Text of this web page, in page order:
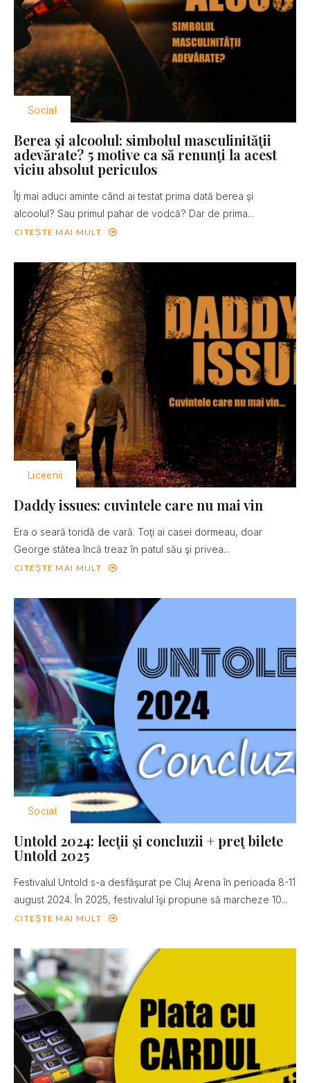
Social
Berea şi alcoolul: simbolul masculinităţii
adevărate? 5 motive ca să renunţi la acest
viciu absolut periculos
Îţi mai aduci aminte când ai testat prima dată berea şi
alcoolul? Sau primul pahar de vodcă? Dar de prima...
CITEȘTE MAI MULT
Liceenii
Daddy issues: cuvintele care nu mai vin
Era o seară toridă de vară. Toţi ai casei dormeau, doar
George stătea încă treaz în patul său şi privea...
CITEȘTE MAI MULT
Social
Untold 2024: lecţii şi concluzii + preţ bilete
Untold 2025
Festivalul Untold s-a desfăşurat pe Cluj Arena în perioada 8-11
august 2024. În 2025, festivalul îşi propune să marcheze 10...
CITEȘTE MAI MULT